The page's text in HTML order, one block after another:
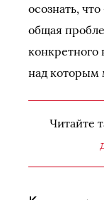
осознать,
общая
конкретного
над которым
Читайте